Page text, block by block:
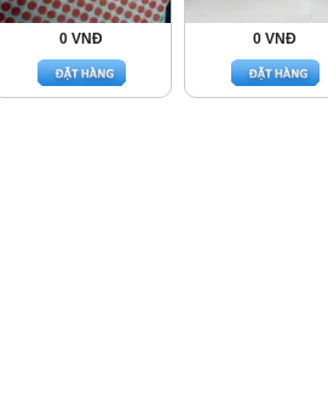
0 VNĐ 0 VNĐ